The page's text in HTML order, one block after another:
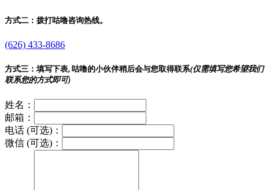
方式二： 拨打咕噜咨询热线。
(626) 433-8686
方式三： 填写下表, 咕噜的小伙伴稍后会与您取得联系(仅需填写您希望我们
联系您的方式即可)
姓名：
邮箱：
电话 (可选)：
微信 (可选)：